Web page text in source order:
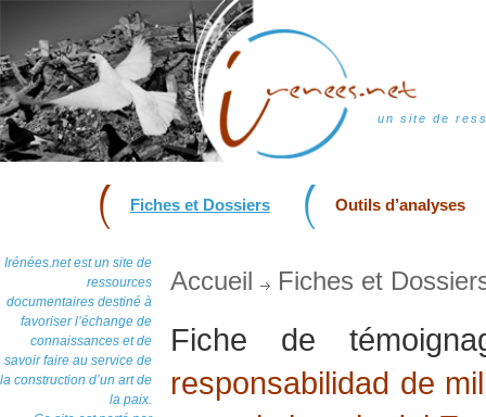
un site de
Fiches et Dossiers Outils d’analyses
Irénées.net est un site de
ressources
documentaires destiné à
favoriser l’échange de
connaissances et de
savoir faire au service de
la construction d’un art de
la paix.
Accueil Fiches et
Fiche de
responsabilidad de